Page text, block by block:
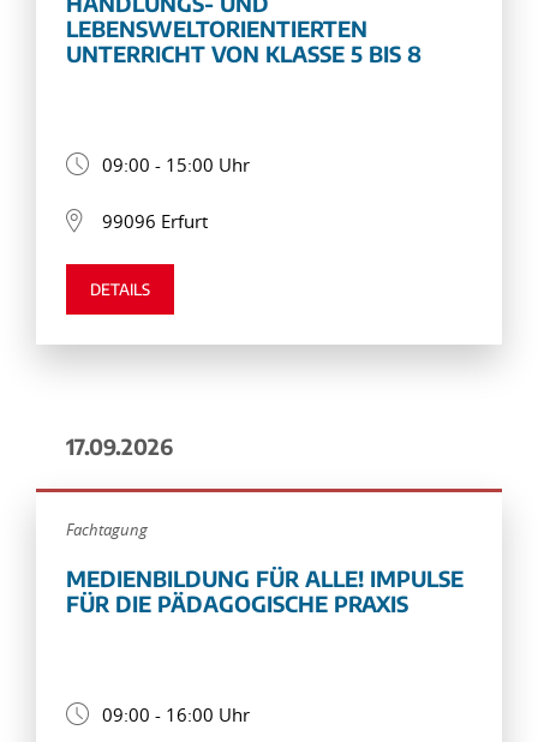
LEBENSWELTORIENTIERTEN
UNTERRICHT VON KLASSE 5 BIS 8
09:00 - 15:00 Uhr
99096 Erfurt
DETAILS
17.09.2026
Fachtagung
MEDIENBILDUNG FÜR ALLE! IMPULSE
FÜR DIE PÄDAGOGISCHE PRAXIS
09:00 - 16:00 Uhr